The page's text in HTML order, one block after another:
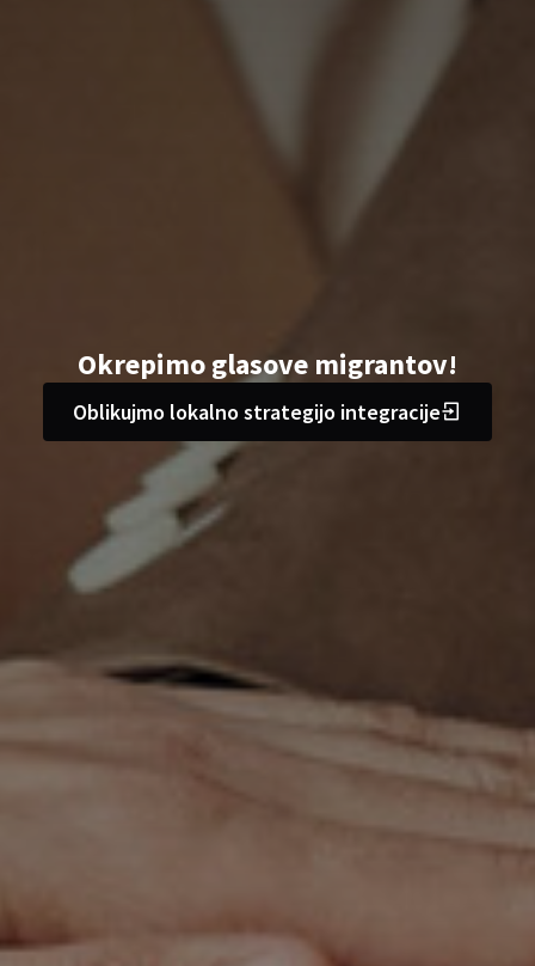
Okrepimo glasove migrantov!
Oblikujmo lokalno strategijo integracije